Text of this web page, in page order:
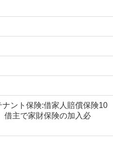
ナント保険:借家人賠償保険10
借主で家財保険の加入必